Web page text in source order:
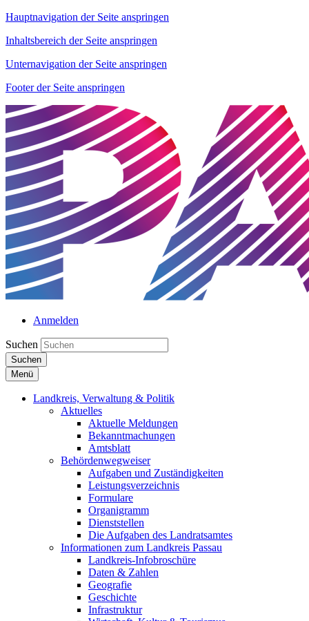
Hauptnavigation der Seite anspringen
Inhaltsbereich der Seite anspringen
Unternavigation der Seite anspringen
Footer der Seite anspringen
Anmelden
Suchen
Suchen
Menü
Landkreis, Verwaltung & Politik
Aktuelles
Aktuelle Meldungen
Bekanntmachungen
Amtsblatt
Behördenwegweiser
Aufgaben und Zuständigkeiten
Leistungsverzeichnis
Formulare
Organigramm
Dienststellen
Die Aufgaben des Landratsamtes
Informationen zum Landkreis Passau
Landkreis-Infobroschüre
Daten & Zahlen
Geografie
Geschichte
Infrastruktur